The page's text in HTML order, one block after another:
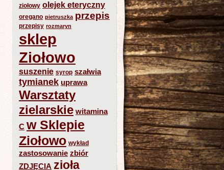
ziołowy olejek eteryczny
oregano pietruszka przepis
przepisy rozmaryn
sklep
Ziołowo
suszenie syrop szałwia
tymianek uprawa
Warsztaty
zielarskie witamina
C w Sklepie
Ziołowo wykład
zastosowanie zbiór
ZDJĘCIA zioła